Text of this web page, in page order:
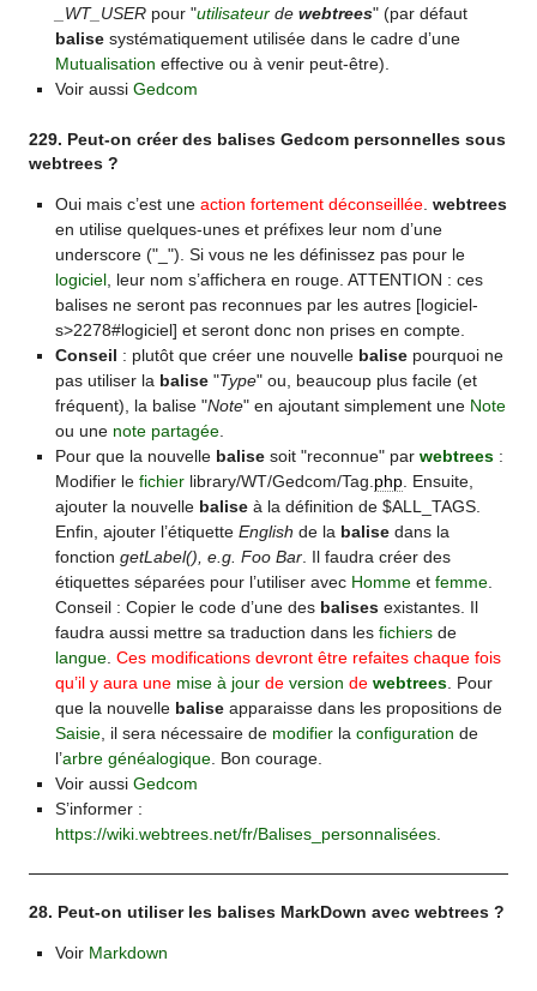
_WT_USERpour "utilisateurde webtrees" (par défaut
balisesystématiquement utilisée dans le cadre d’une
Mutualisation effective ou à venir peut-être).
Voir aussi Gedcom
229. Peut-on créer des balises Gedcom personnelles sous
webtrees ?
Oui mais c’est une action fortement déconseillée. webtrees
en utilise quelques-unes et préfixes leur nom d’une
underscore ("_"). Si vous ne les définissez pas pour le
logiciel, leur nom s’affichera en rouge. ATTENTION : ces
balises ne seront pas reconnues par les autres [logiciel-
s>2278#logiciel] et seront donc non prises en compte.
Conseil : plutôt que créer une nouvelle balisepourquoi ne
pas utiliser la balise"Type" ou, beaucoup plus facile (et
fréquent), la balise "Note" en ajoutant simplement une Note
ou une note partagée.
Pour que la nouvelle balisesoit "reconnue" par webtrees:
Modifier le fichierlibrary/WT/Gedcom/Tag.php. Ensuite,
ajouter la nouvelle baliseà la définition de $ALL_TAGS.
Enfin, ajouter l’étiquette English de la balisedans la
fonction getLabel(), e.g. Foo Bar. Il faudra créer des
étiquettes séparées pour l’utiliser avec Hommeet femme.
Conseil : Copier le code d’une des balisesexistantes. Il
faudra aussi mettre sa traduction dans les fichiersde
langue. Ces modifications devront être refaites chaque fois
qu’il y aura une mise à jourde version de webtrees. Pour
que la nouvelle baliseapparaisse dans les propositions de
Saisie, il sera nécessaire de modifierla configuration de
l’arbre généalogique. Bon courage.
Voir aussi Gedcom
S’informer :
https://wiki.webtrees.net/fr/Balises_personnalisées.
28. Peut-on utiliser les balises MarkDown avec webtrees ?
Voir Markdown